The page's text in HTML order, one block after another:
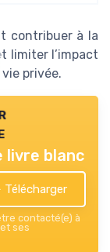
contribuer à la
limiter l’impact
privée.
livre blanc
contacté(e) à
ses